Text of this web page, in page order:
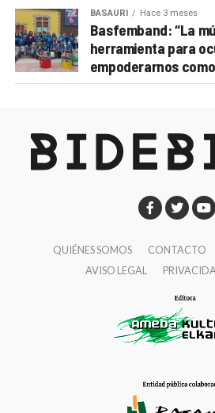
BASAURI Hace 3 meses
Basfemband: “La
herramienta para
empoderarnos
QUIÉNES SOMOS CONTACTO
AVISO LEGAL